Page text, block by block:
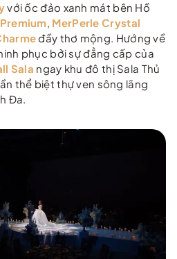
với ốc đảo xanh mát bên Hồ
, MerPerle Crystal
đầy thơ mộng. Hướng về
phục bởi sự đẳng cấp của
Sala ngay khu đô thị Sala Thủ
thể biệt thự ven sông lãng
Đa.